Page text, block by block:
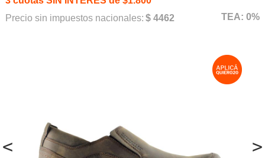
< >
Precio sin impuestos nacionales: $ 4462 TEA: 0%